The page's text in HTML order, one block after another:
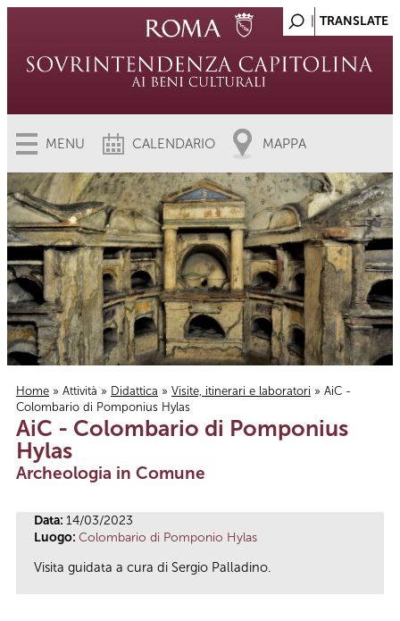
MENU CALENDARIO MAPPA
Tu sei qui
Home » Attività » Didattica » Visite, itinerari e laboratori » AiC -
Colombario di Pomponius Hylas
AiC - Colombario di Pomponius
Hylas
Archeologia in Comune
Data: 14/03/2023
Luogo: Colombario di Pomponio Hylas
Visita guidata a cura di Sergio Palladino.